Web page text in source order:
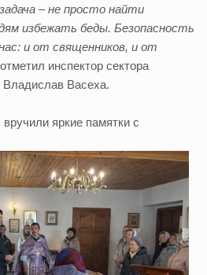
– не просто найти
избежать беды. Безопасность
и от священников, и от
инспектор сектора
Владислав Васеха.
яркие памятки с